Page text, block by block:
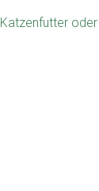
Katzenfutter